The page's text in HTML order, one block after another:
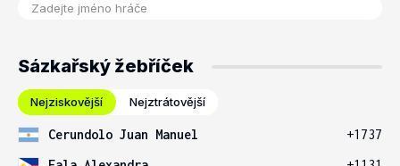
Sázkařský žebříček
Nejziskovější Nejztrátovější
Cerundolo Juan Manuel
+1737